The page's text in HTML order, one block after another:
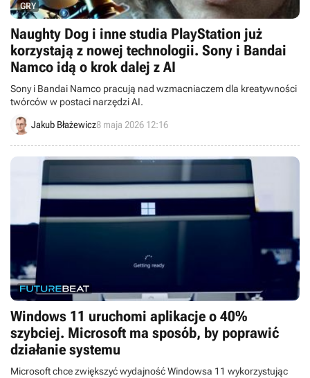
GRY
Naughty Dog i inne studia PlayStation już
korzystają z nowej technologii. Sony i Bandai
Namco idą o krok dalej z AI
Sony i Bandai Namco pracują nad wzmacniaczem dla kreatywności
twórców w postaci narzędzi AI.
Jakub Błażewicz8 maja 2026 12:16
Windows 11 uruchomi aplikacje o 40%
szybciej. Microsoft ma sposób, by poprawić
działanie systemu
Microsoft chce zwiększyć wydajność Windowsa 11 wykorzystując